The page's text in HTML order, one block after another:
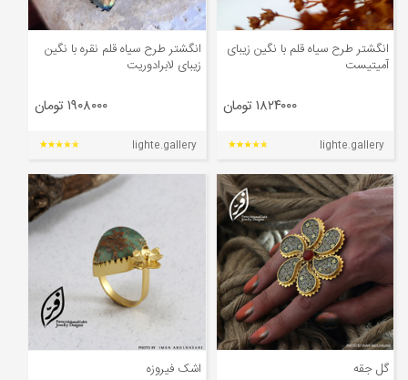
انگشتر طرح سیاه قلم با نگین زیبای
آمیتیست
۱۸۲۴۰۰۰ تومان
lighte.gallery
انگشتر طرح سیاه قلم نقره با نگین
زیبای لابرادوریت
۱۹۰۸۰۰۰ تومان
lighte.gallery
گل جقه اشک فیروزه